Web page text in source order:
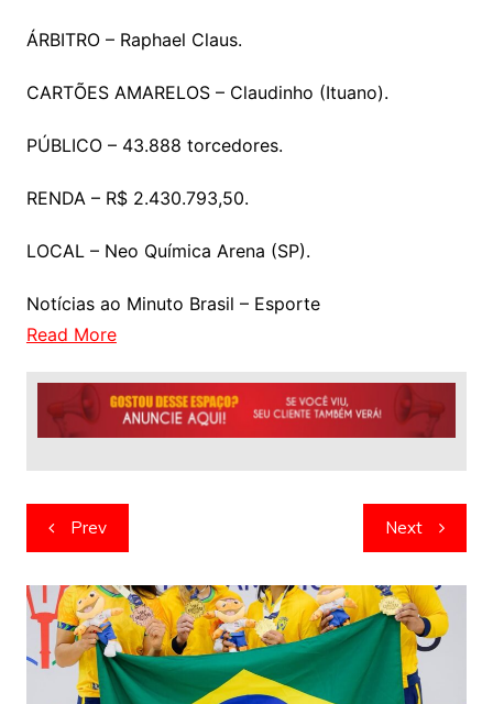
ÁRBITRO – Raphael Claus.
CARTÕES AMARELOS – Claudinho (Ituano).
PÚBLICO – 43.888 torcedores.
RENDA – R$ 2.430.793,50.
LOCAL – Neo Química Arena (SP).
Notícias ao Minuto Brasil – Esporte
Read More
Navegação
de
artigos
Prev Next